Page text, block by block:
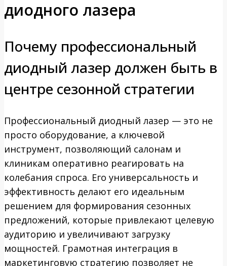
диодного лазера
Почему профессиональный
диодный лазер должен быть в
центре сезонной стратегии
Профессиональный диодный лазер — это не
просто оборудование, а ключевой
инструмент, позволяющий салонам и
клиникам оперативно реагировать на
колебания спроса. Его универсальность и
эффективность делают его идеальным
решением для формирования сезонных
предложений, которые привлекают целевую
аудиторию и увеличивают загрузку
мощностей. Грамотная интеграция в
маркетинговую стратегию позволяет не